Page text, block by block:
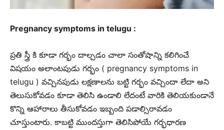
Pregnancy symptoms in telugu :
ప్రతి స్త్రీ కి కూడా గర్భం దాల్చడం చాలా సంతోషాన్ని కలిగించే
విషయం అలాంటపుడు గర్భం ( pregnancy symptoms in
telugu ) వచ్చినపుడు లక్షణాలను బట్టి గర్భం వచ్చిందా లేదా అని
తెలుసుకోవడం కూడా తెలిసి ఉండాలి లేదంటే వారికి తెలియకుండానే
కొన్ని ఆహారాలు తీసుకోవడం ఇబ్బంది పడాల్సిరావడం
చూస్తుంటారు. కాబట్టి ముందస్తుగా తెలిసిపోయే గర్భధారణ